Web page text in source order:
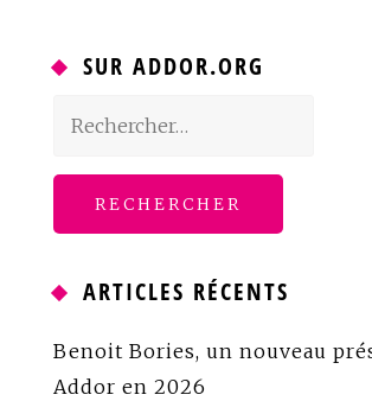
SUR ADDOR.ORG
Rechercher :
ARTICLES RÉCENTS
Benoit Bories, un nouveau
Addor en 2026